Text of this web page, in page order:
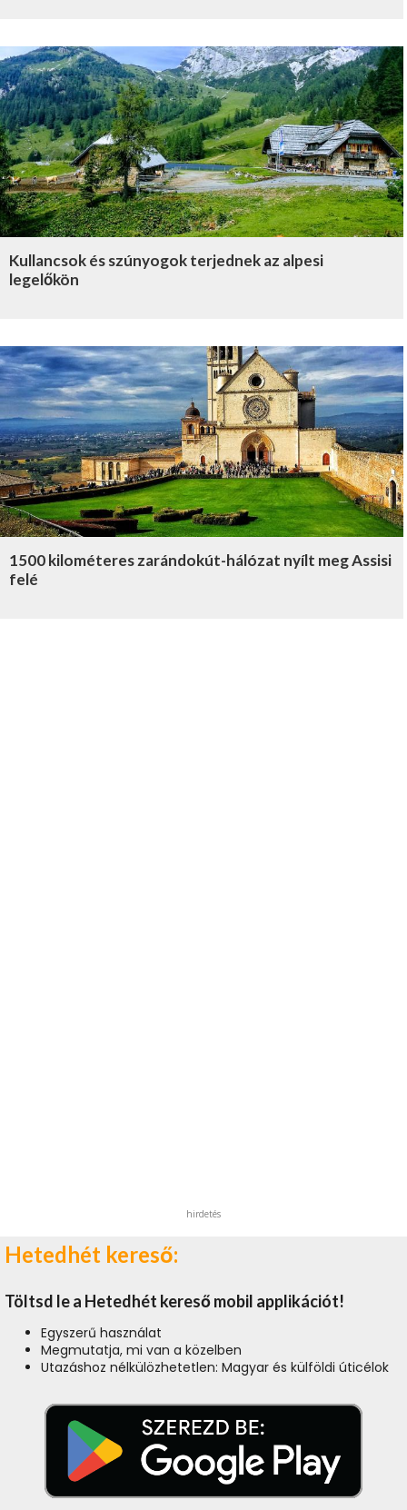
Kullancsok és szúnyogok terjednek az alpesi
legelőkön
1500 kilométeres zarándokút-hálózat nyílt meg Assisi
felé
hirdetés
Hetedhét kereső:
Töltsd le a Hetedhét kereső mobil applikációt!
Egyszerű használat
Megmutatja, mi van a közelben
Utazáshoz nélkülözhetetlen: Magyar és külföldi úticélok